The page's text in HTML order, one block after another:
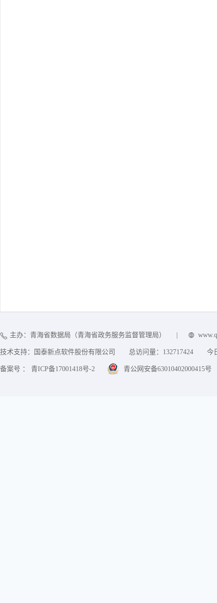
主办：青海省数据局（青海省政务服务监督管理局）
技术支持：国泰新点软件股份有限公司 总访问量： 132717424 今
备案号 ： 青ICP备17001418号-2 青公网安备63010402000415号